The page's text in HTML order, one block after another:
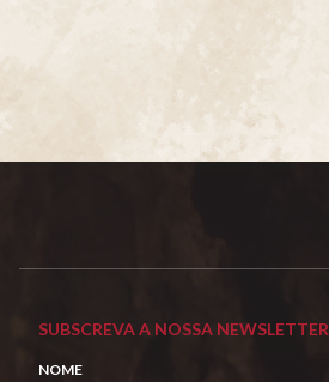
SUBSCREVA A NOSSA NEWSLETTER
NOME